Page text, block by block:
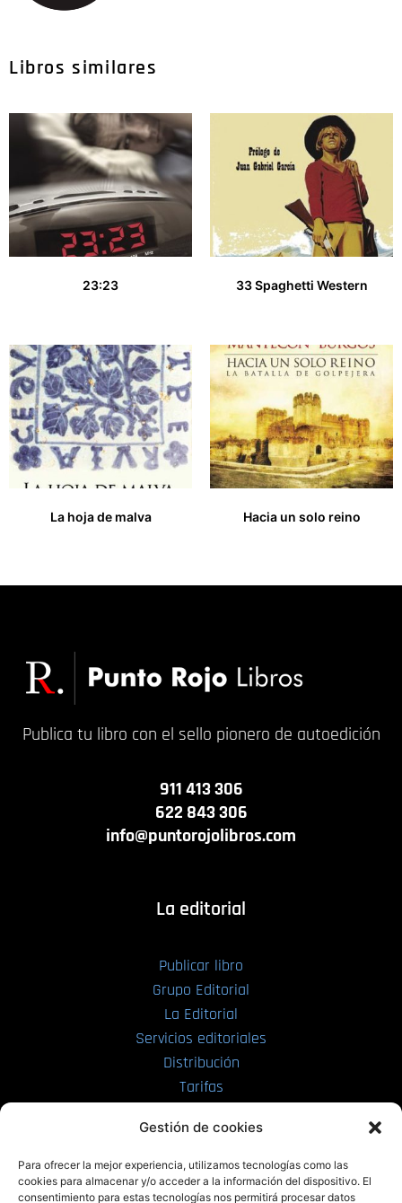
Gestión de cookies
Para ofrecer la mejor experiencia, utilizamos tecnologías como las
cookies para almacenar y/o acceder a la información del dispositivo. El
consentimiento para estas tecnologías nos permitirá procesar datos
Libros similares
23:23
33 Spaghetti Western
La hoja de malva
Hacia un solo reino
Publica tu libro con el sello pionero de autoedición
911 413 306
622 843 306
info@puntorojolibros.com
La editorial
Publicar libro
Grupo Editorial
La Editorial
Servicios editoriales
Distribución
Tarifas